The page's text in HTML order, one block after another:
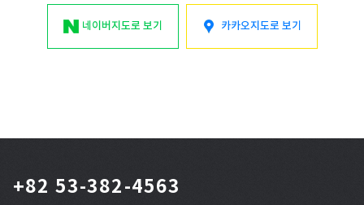
네이버지도로 보기 카카오지도로 보기
+82 53-382-4563